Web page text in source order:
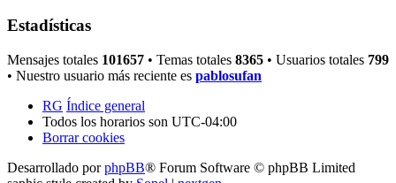
Estadísticas
Mensajes totales 101657 • Temas totales 8365 • Usuarios totales 799
• Nuestro usuario más reciente es pablosufan
RG Índice general
Todos los horarios son UTC-04:00
Borrar cookies
Desarrollado porphpBB® Forum Software © phpBB Limited